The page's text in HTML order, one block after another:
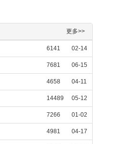
更多>>
6141 02-14
7681 06-15
4658 04-11
14489 05-12
7266 01-02
4981 04-17